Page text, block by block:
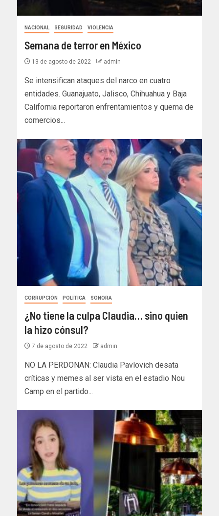
NACIONAL SEGURIDAD VIOLENCIA
Semana de terror en México
13 de agosto de 2022 admin
Se intensifican ataques del narco en cuatro
entidades. Guanajuato, Jalisco, Chihuahua y Baja
California reportaron enfrentamientos y quema de
comercios...
CORRUPCIÓN POLÍTICA SONORA
¿No tiene la culpa Claudia… sino quien
la hizo cónsul?
7 de agosto de 2022 admin
NO LA PERDONAN: Claudia Pavlovich desata
críticas y memes al ser vista en el estadio Nou
Camp en el partido...